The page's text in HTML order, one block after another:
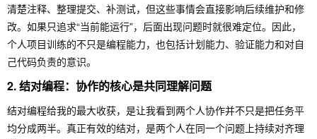
清楚注释、整理提交、补测试，但这些事情会直接影响后续维护和修
改。如果只追求“当前能运行”，后面出现问题时就很难定位。因此，
个人项目训练的不只是编程能力，也包括计划能力、验证能力和对自
己代码负责的意识。
2. 结对编程：协作的核心是共同理解问题
结对编程给我的最大收获，是让我看到两个人协作并不只是把任务平
均分成两半。真正有效的结对，是两个人在同一个问题上持续对齐理